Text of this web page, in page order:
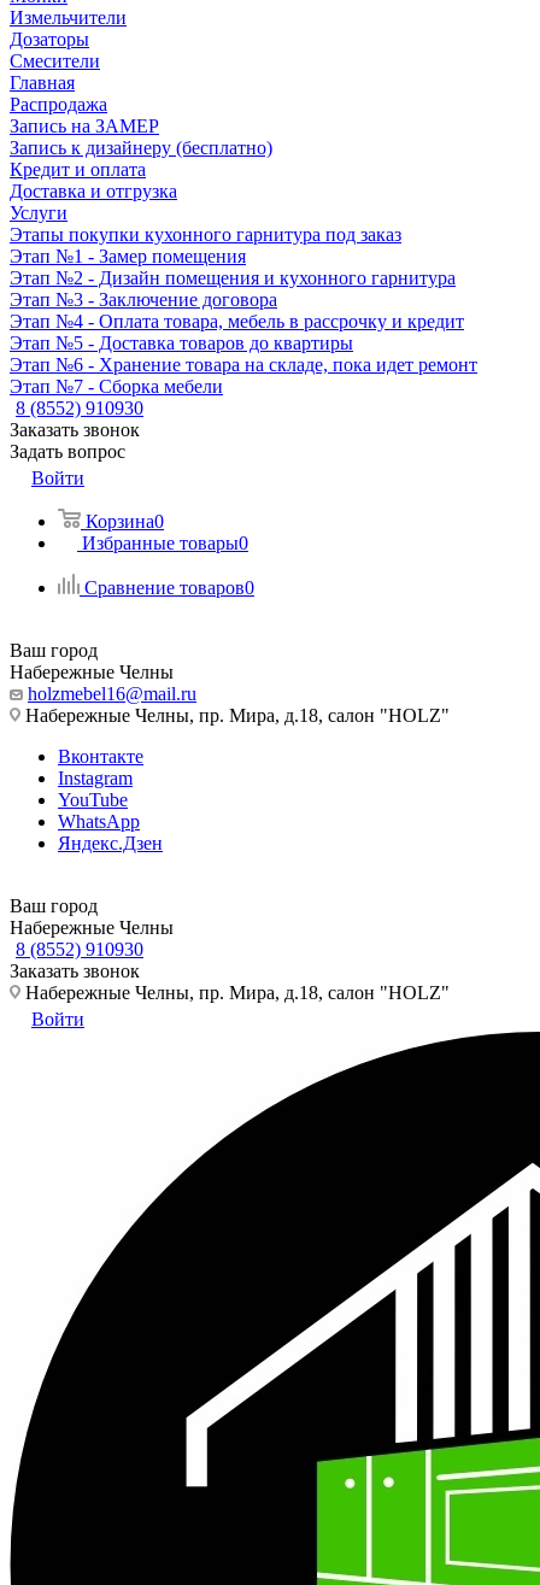
Измельчители
Дозаторы
Смесители
Главная
Распродажа
Запись на ЗАМЕР
Запись к дизайнеру (бесплатно)
Кредит и оплата
Доставка и отгрузка
Услуги
Этапы покупки кухонного гарнитура под заказ
Этап №1 - Замер помещения
Этап №2 - Дизайн помещения и кухонного гарнитура
Этап №3 - Заключение договора
Этап №4 - Оплата товара, мебель в рассрочку и кредит
Этап №5 - Доставка товаров до квартиры
Этап №6 - Хранение товара на складе, пока идет ремонт
Этап №7 - Сборка мебели
8 (8552) 910930
Заказать звонок
Задать вопрос
Войти
Корзина0
Избранные товары0
Сравнение товаров0
Ваш город
Набережные Челны
holzmebel16@mail.ru
Набережные Челны, пр. Мира, д.18, салон "HOLZ"
Вконтакте
Instagram
YouTube
WhatsApp
Яндекс.Дзен
Ваш город
Набережные Челны
8 (8552) 910930
Заказать звонок
Набережные Челны, пр. Мира, д.18, салон "HOLZ"
Войти